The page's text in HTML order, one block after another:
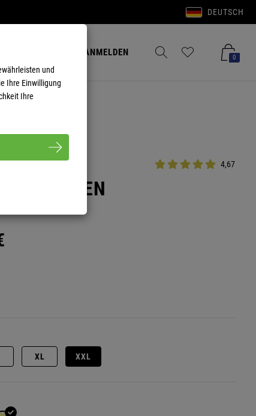
DEUTSCH
AnmeldenANMELDEN Merkzettel aufklappenWarenkorb
0
4,67
HERREN
XL XXL
und
Ihre Einwilligung
Ihre